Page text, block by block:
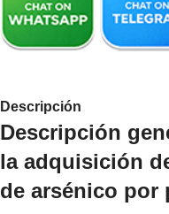
Descripción
Descripción
la adquisición
de arsénico por